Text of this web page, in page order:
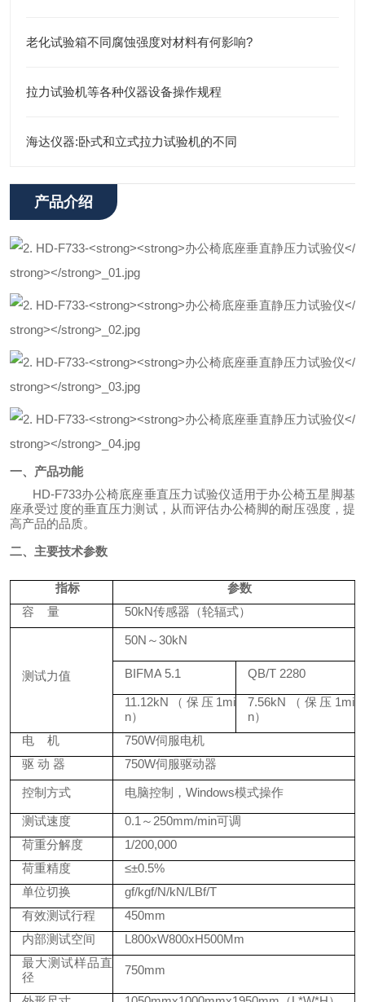
老化试验箱不同腐蚀强度对材料有何影响?
拉力试验机等各种仪器设备操作规程
海达仪器:卧式和立式拉力试验机的不同
产品介绍
一、产品功能
HD-F733办公椅底座垂直压力试验仪适用于办公椅五星脚基
座承受过度的垂直压力测试，从而评估办公椅脚的耐压强度，提
高产品的品质。
二、主要技术参数
指标
参数
容
量 50kN传感器 （轮辐式）
测试力值
50N ～30kN
BIFMA 5.1 QB/T 2280
11.12kN（保压1mi
n）
7.56kN（保压1mi
n）
电
机
750W伺服电机
驱 动 器 750W伺服驱动器
控制方式 电脑控制， Windows模式操作
测试速度 0.1～ 250mm/min可调
荷重分解度
1/200,000
荷重精度
≤±0.5%
单位切换
gf/kgf/N/kN/LBf/T
有效测试行程
450mm
内部测试空间
L800xW800xH500Mm
最大测试样品直
径
750mm